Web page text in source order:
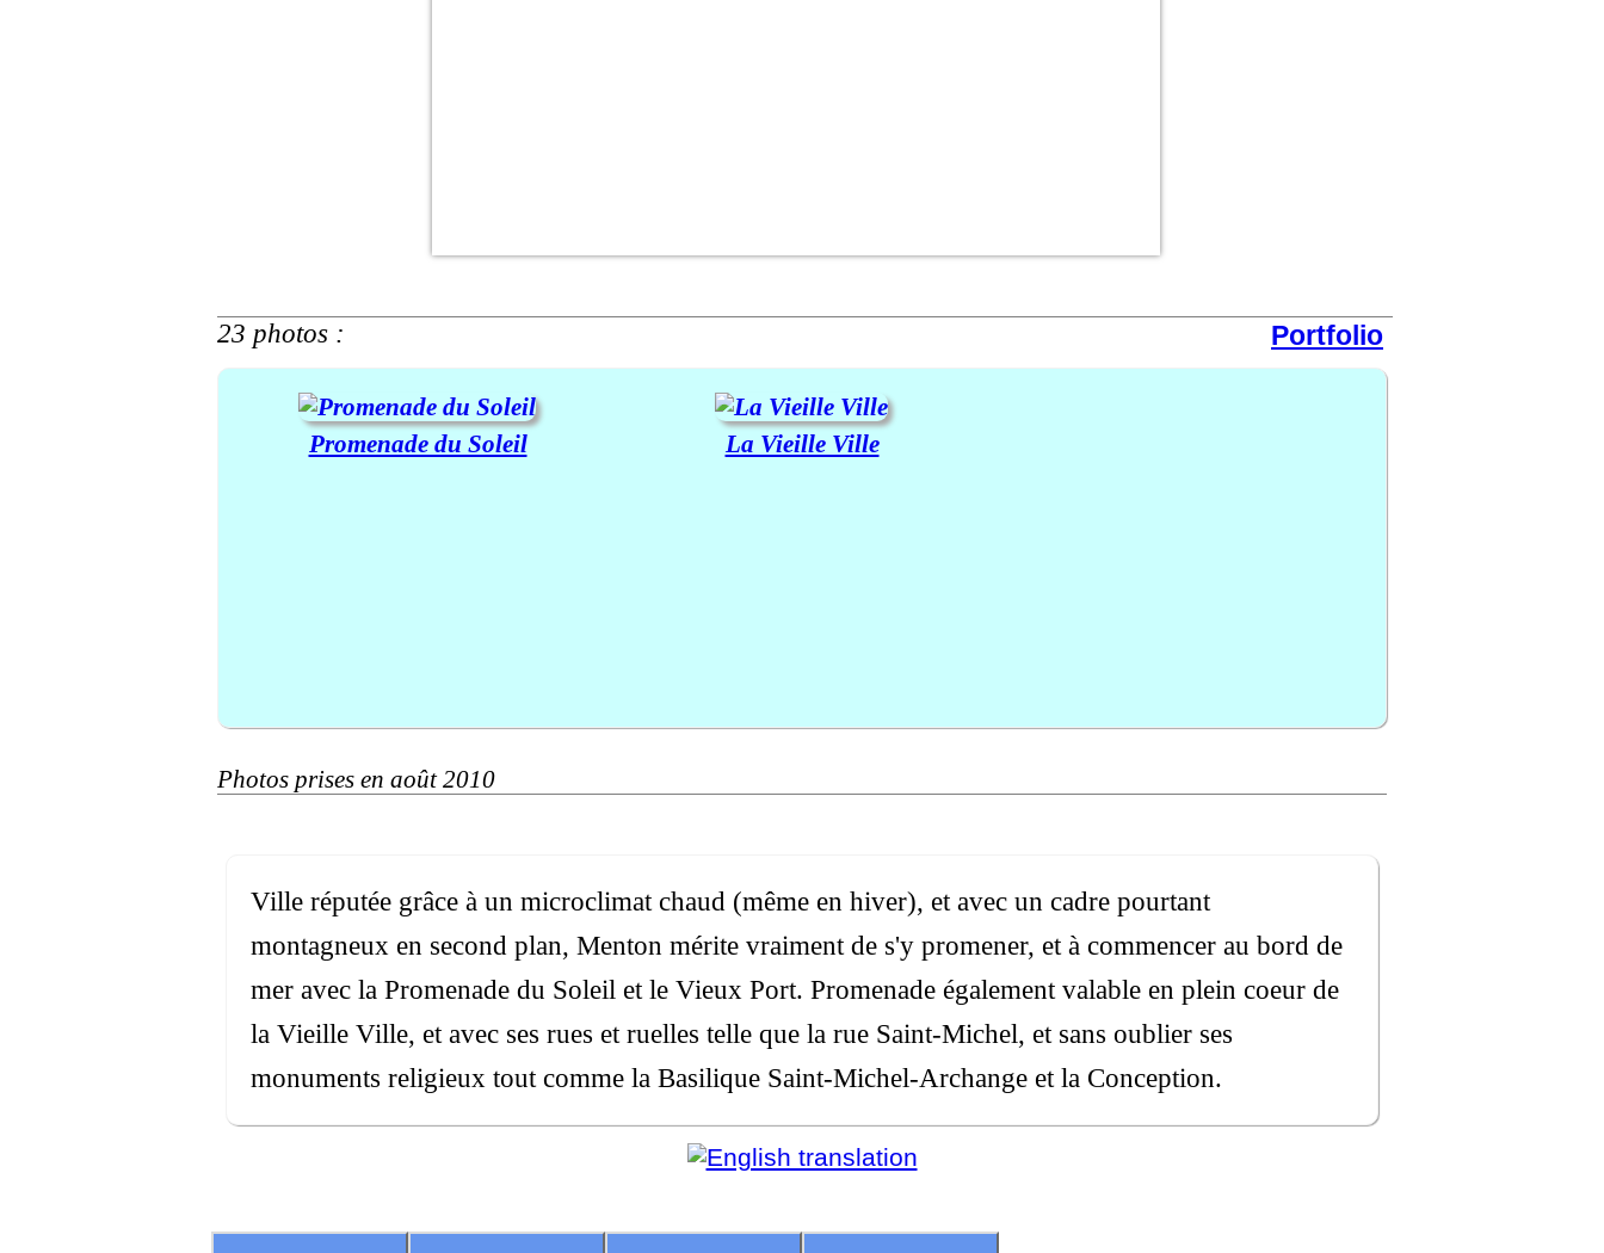
23 photos : Portfolio
Promenade du Soleil La Vieille Ville
Photos prises en août 2010
Ville réputée grâce à un microclimat chaud (même en hiver), et avec un cadre pourtant
montagneux en second plan, Menton mérite vraiment de s'y promener, et à commencer au bord de
mer avec la Promenade du Soleil et le Vieux Port. Promenade également valable en plein coeur de
la Vieille Ville, et avec ses rues et ruelles telle que la rue Saint-Michel, et sans oublier ses
monuments religieux tout comme la Basilique Saint-Michel-Archange et la Conception.